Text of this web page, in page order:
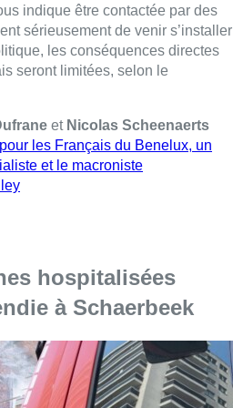
hospitalisées
à Schaerbeek
l'article "Deux personnes